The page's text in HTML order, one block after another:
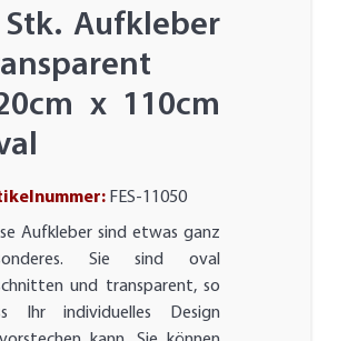
Aufkleber
x 110cm
FES-11050
Aufkleber sind etwas ganz
Sie sind oval
und transparent, so
Ihr individuelles Design